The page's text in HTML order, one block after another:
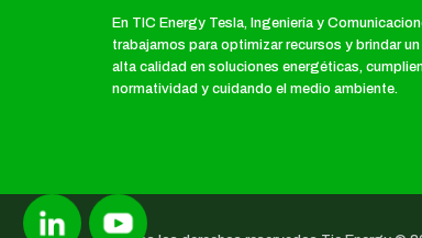
En TIC Energy Tesla, Ingeniería y
trabajamos para optimizar recursos y brindar
alta calidad en soluciones energéticas,
normatividad y cuidando el medio ambiente.